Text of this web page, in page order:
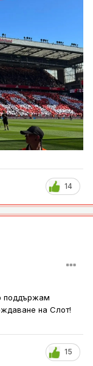
14
поддържам
на Слот!
15